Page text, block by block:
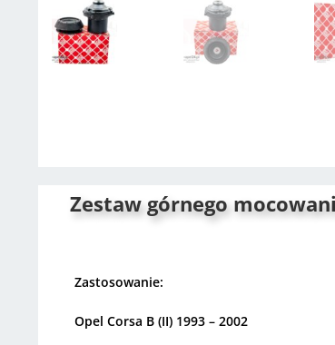
Zestaw górnego
Zastosowanie:
Opel Corsa B (II) 1993 – 2002